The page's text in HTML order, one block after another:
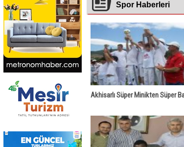
Spor Haberleri
Akhisarlı Süper Minikten Süper